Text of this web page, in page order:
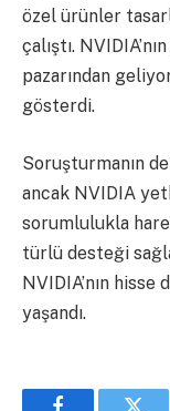
özel ürünler
çalıştı.
pazarından
gösterdi​.
Soruşturmanın
ancak NVIDIA
sorumlulukla
türlü desteği
NVIDIA’nın
yaşandı​.